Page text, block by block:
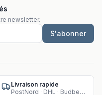
newsletter.
S'abonner
Livraison rapide
PostNord · DHL · Budbee · Instabox